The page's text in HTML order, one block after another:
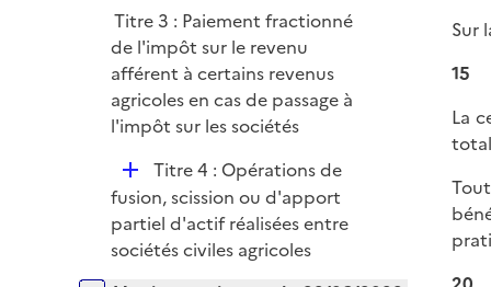
Titre 3 : Paiement fractionné
de l'impôt sur le revenu
afférent à certains revenus
agricoles en cas de passage à
l'impôt sur les sociétés
D
é
p
l
Titre 4 : Opérations de
fusion, scission ou d'apport
partiel d'actif réalisées entre
sociétés civiles agricoles
Sur
15
La